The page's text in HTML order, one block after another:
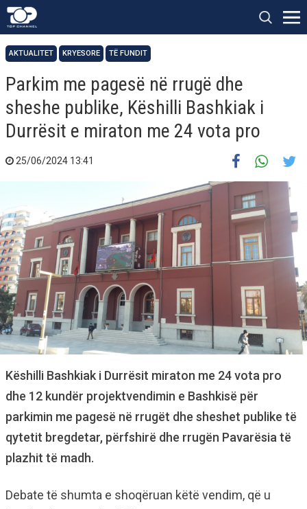
AKTUALITET KRYESORE TË FUNDIT
Parkim me pagesë në rrugë dhe
sheshe publike, Këshilli Bashkiak i
Durrësit e miraton me 24 vota pro
25/06/2024 13:41
Këshilli Bashkiak i Durrësit miraton me 24 vota pro
dhe 12 kundër projektvendimin e Bashkisë për
parkimin me pagesë në rrugët dhe sheshet publike të
qytetit bregdetar, përfshirë dhe rrugën Pavarësia të
plazhit të madh.
Debate të shumta e shoqëruan këtë vendim, që u